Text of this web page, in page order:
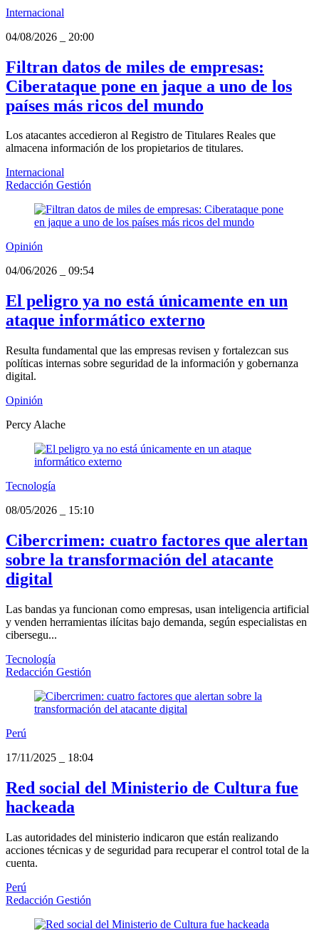
Internacional
04/08/2026
20:00
Filtran datos de miles de empresas:
Ciberataque pone en jaque a uno de los
países más ricos del mundo
Los atacantes accedieron al Registro de Titulares Reales que
almacena información de los propietarios de titulares.
Internacional
Redacción Gestión
Opinión
04/06/2026
09:54
El peligro ya no está únicamente en un
ataque informático externo
Resulta fundamental que las empresas revisen y fortalezcan sus
políticas internas sobre seguridad de la información y gobernanza
digital.
Opinión
Percy Alache
Tecnología
08/05/2026
15:10
Cibercrimen: cuatro factores que alertan
sobre la transformación del atacante
digital
Las bandas ya funcionan como empresas, usan inteligencia artificial
y venden herramientas ilícitas bajo demanda, según especialistas en
cibersegu...
Tecnología
Redacción Gestión
Perú
17/11/2025
18:04
Red social del Ministerio de Cultura fue
hackeada
Las autoridades del ministerio indicaron que están realizando
acciones técnicas y de seguridad para recuperar el control total de la
cuenta.
Perú
Redacción Gestión